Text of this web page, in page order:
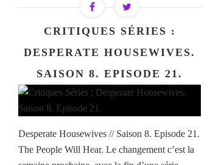
CRITIQUES SÉRIES :
DESPERATE HOUSEWIVES.
SAISON 8. EPISODE 21.
Desperate Housewives // Saison 8. Episode 21.
The People Will Hear. Le changement c’est la